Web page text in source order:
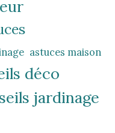
astuces maison
déco
jardinage